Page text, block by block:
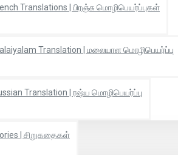
Translations | பிரஞ்சு மொழிபெயர்ப்புகள்
Translation | மலையாள மொழிபெயர்ப்பு
Translation | ரஷ்ய மொழிபெயர்ப்பு
| சிறுகதைகள்
இன்புற்றிருக்க
இன்புற்றிருக்க...